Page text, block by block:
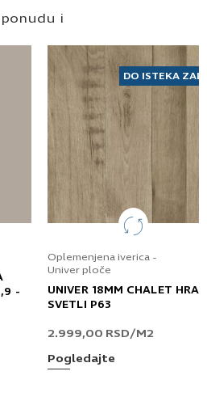
i
-
DO ISTEKA
Oplemenjena iverica -
Univer ploče
UNIVER 18MM CHALET
SVETLI P63
2.999,00 RSD/M2
Pogledajte